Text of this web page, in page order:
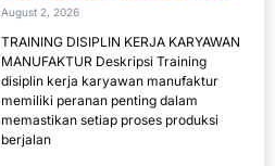
August 2, 2026
TRAINING DISIPLIN KERJA KARYAWAN
MANUFAKTUR Deskripsi Training
disiplin kerja karyawan manufaktur
memiliki peranan penting dalam
memastikan setiap proses produksi
berjalan